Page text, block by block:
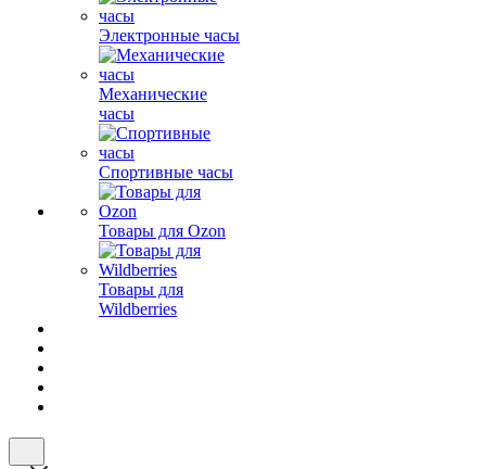
Электронные часы
Механические
часы
Спортивные часы
Товары для Ozon
Товары для
Wildberries